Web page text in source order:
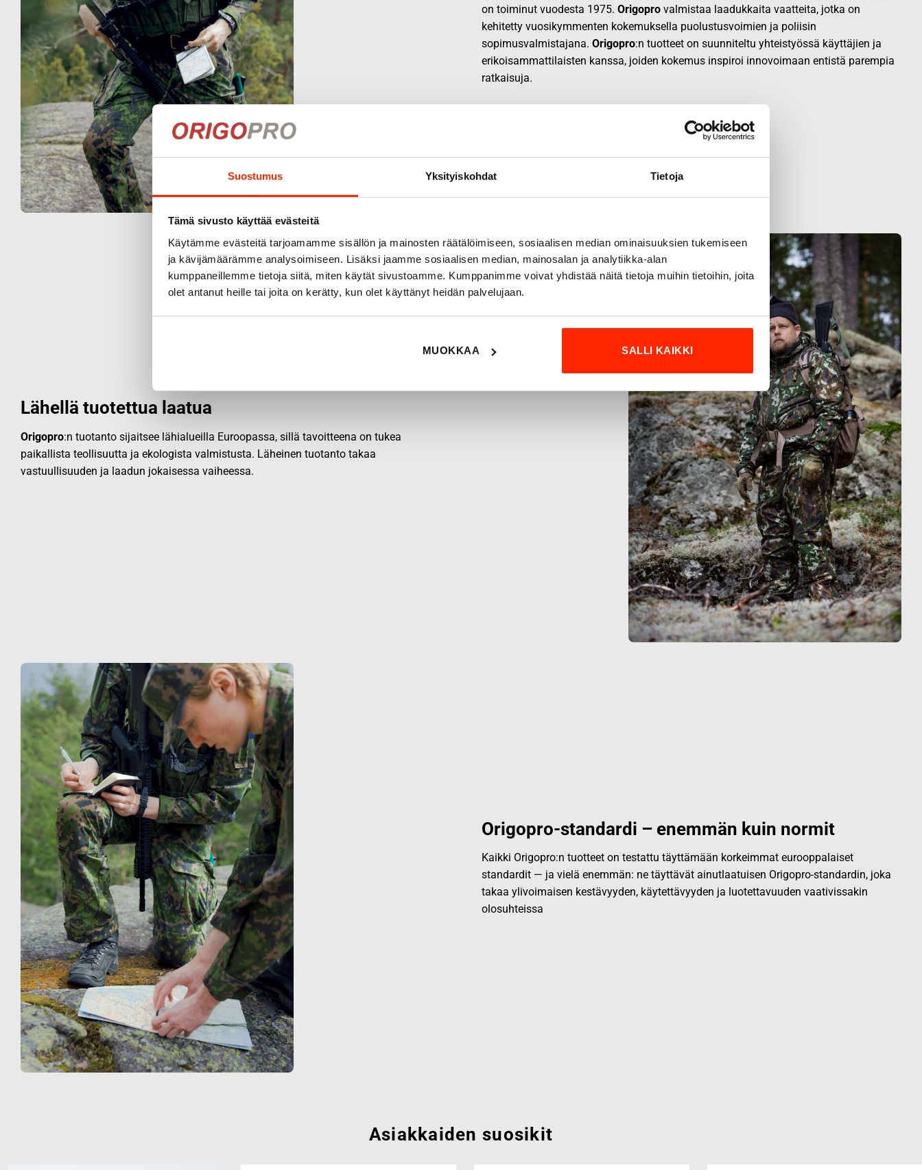
Suostumus Yksityiskohdat Tietoja
Tämä sivusto käyttää evästeitä
Käytämme evästeitä tarjoamamme sisällön ja mainosten räätälöimiseen, sosiaalisen median ominaisuuksien tukemiseen
ja kävijämäärämme analysoimiseen. Lisäksi jaamme sosiaalisen median, mainosalan ja analytiikka-alan
kumppaneillemme tietoja siitä, miten käytät sivustoamme. Kumppanimme voivat yhdistää näitä tietoja muihin tietoihin, joita
olet antanut heille tai joita on kerätty, kun olet käyttänyt heidän palvelujaan.
MUOKKAA SALLI KAIKKI
on toiminut vuodesta 1975. Origopro valmistaa laadukkaita vaatteita, jotka on
kehitetty vuosikymmenten kokemuksella puolustusvoimien ja poliisin
sopimusvalmistajana. Origopro:n tuotteet on suunniteltu yhteistyössä käyttäjien ja
erikoisammattilaisten kanssa, joiden kokemus inspiroi innovoimaan entistä parempia
ratkaisuja.
Lähellä tuotettua laatua
Origopro:n tuotanto sijaitsee lähialueilla Euroopassa, sillä tavoitteena on tukea
paikallista teollisuutta ja ekologista valmistusta. Läheinen tuotanto takaa
vastuullisuuden ja laadun jokaisessa vaiheessa.
Origopro-standardi – enemmän kuin normit
Kaikki Origopro:n tuotteet on testattu täyttämään korkeimmat eurooppalaiset
standardit — ja vielä enemmän: ne täyttävät ainutlaatuisen Origopro-standardin, joka
takaa ylivoimaisen kestävyyden, käytettävyyden ja luotettavuuden vaativissakin
olosuhteissa
Asiakkaiden suosikit